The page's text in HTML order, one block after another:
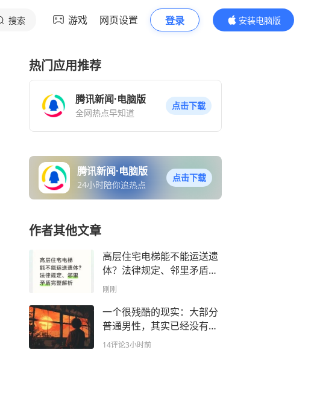
搜索 游戏 网页设置 登录
安装电脑版
内容更精彩
热门应用推荐
腾讯新闻·电脑版
全网热点早知道
点击下载
腾讯新闻·电脑版
24小时陪你追热点
点击下载
作者其他文章
高层住宅电梯能不能运送遗
体？法律规定、邻里矛盾完
整解析
刚刚
一个很残酷的现实：大部分
普通男性，其实已经没有了
交配权
14评论3小时前